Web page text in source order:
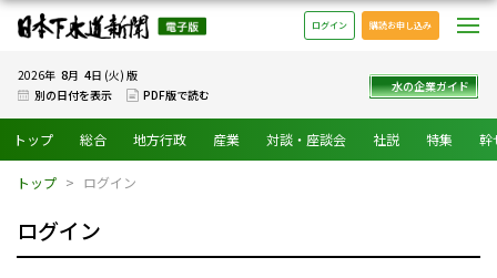
日本下水道新聞 電子版
ログイン 購読お申し込み
2026年 8月 4日 (火) 版
別の日付を表示
PDF版で読む
水の企業ガイド
トップ 総合 地方行政 産業 対談・座談会 社説 特集 幹
トップ ログイン
ログイン